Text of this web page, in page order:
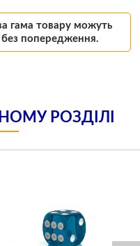
гама товару можуть
попередження.
РОЗДІЛІ